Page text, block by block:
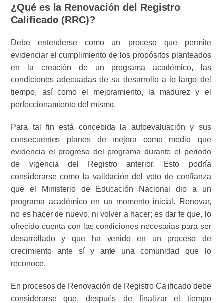
¿Qué es la Renovación del Registro
Calificado (RRC)?
Debe entenderse como un proceso que permite
evidenciar el cumplimiento de los propósitos planteados
en la creación de un programa académico, las
condiciones adecuadas de su desarrollo a lo largo del
tiempo, así como el mejoramiento, la madurez y el
perfeccionamiento del mismo.
Para tal fin está concebida la autoevaluación y sus
consecuentes planes de mejora como medio que
evidencia el progreso del programa durante el periodo
de vigencia del Registro anterior. Esto podría
considerarse como la validación del voto de confianza
que el Ministerio de Educación Nacional dio a un
programa académico en un momento inicial. Renovar,
no es hacer de nuevo, ni volver a hacer; es dar fe que, lo
ofrecido cuenta con las condiciones necesarias para ser
desarrollado y que ha venido en un proceso de
crecimiento ante sí y ante una comunidad que lo
reconoce.
En procesos de Renovación de Registro Calificado debe
considerarse que, después de finalizar el tiempo